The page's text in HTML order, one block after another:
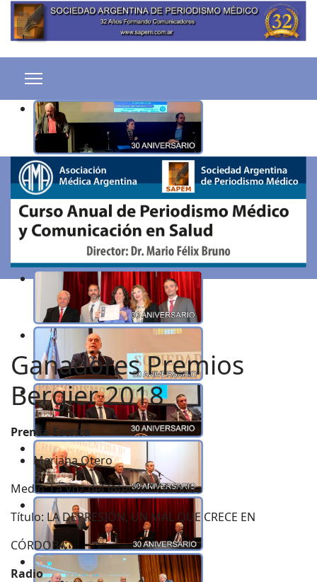
Ganadores Premios
Bergier 2018
Prensa Escrita
Mariana Otero
Medio: La Voz del Interior” Córdoba
Título: LA DEPRESIÓN, UN MAL QUE CRECE EN
CÓRDOBA
Radio